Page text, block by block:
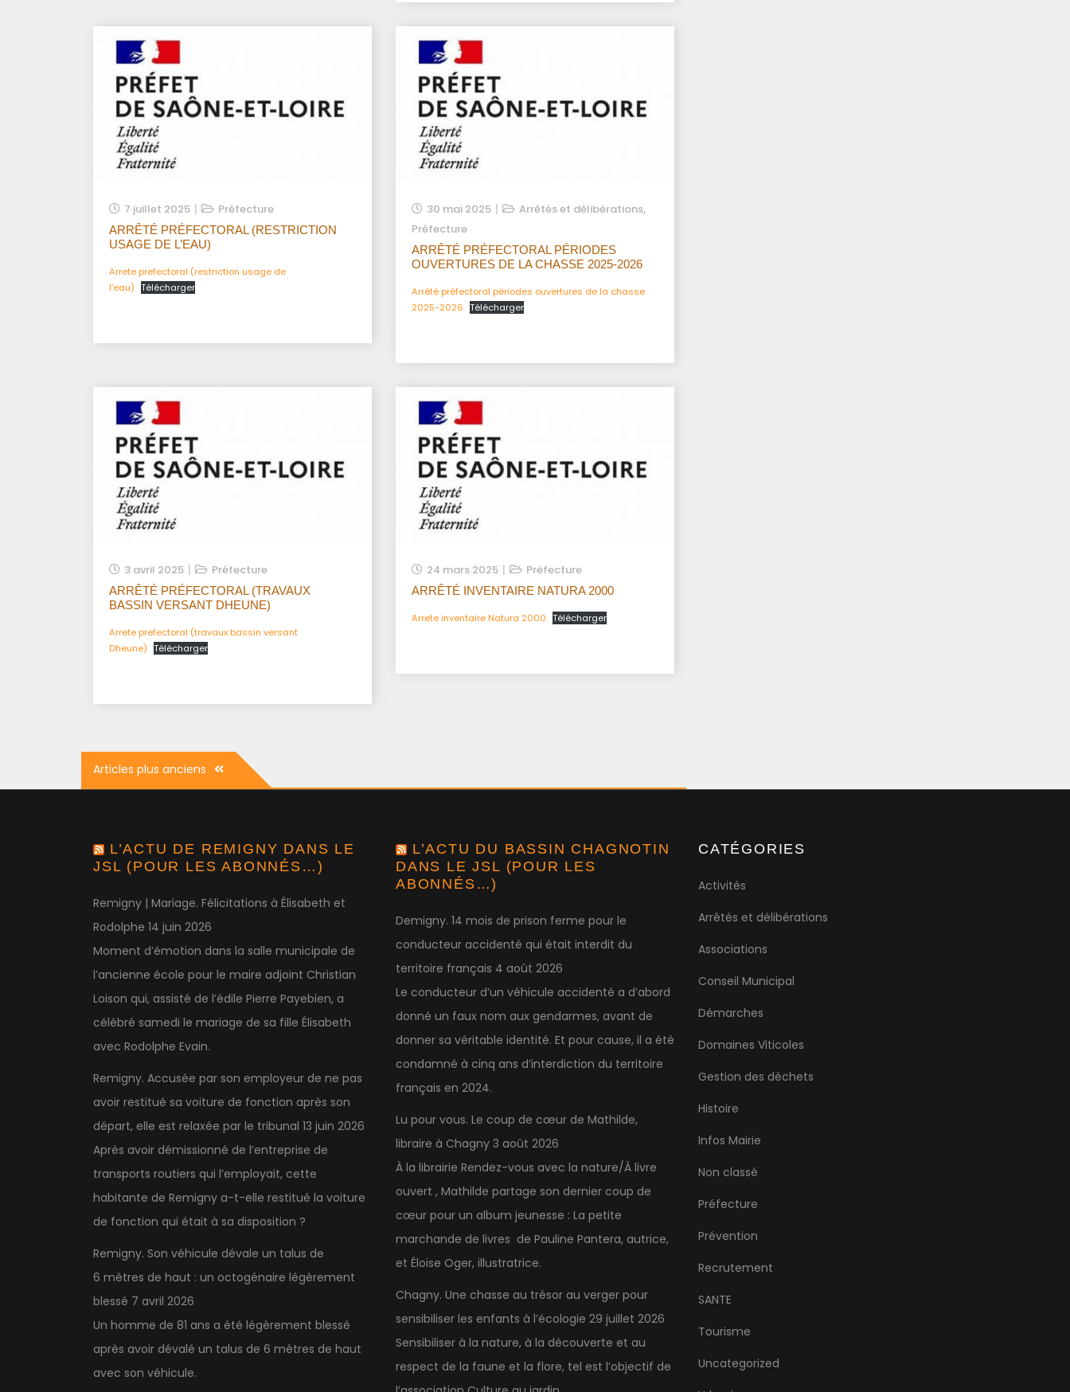
7 juillet 2025 Préfecture
ARRÊTÉ PRÉFECTORAL (RESTRICTION
USAGE DE L’EAU)
Arrete prefectoral (restriction usage de
l’eau) Télécharger
30 mai 2025 Arrêtés et délibérations,
Préfecture
ARRÊTÉ PRÉFECTORAL PÉRIODES
OUVERTURES DE LA CHASSE 2025-2026
Arrêté préfectoral périodes ouvertures de la chasse
2025-2026 Télécharger
3 avril 2025 Préfecture
ARRÊTÉ PRÉFECTORAL (TRAVAUX
BASSIN VERSANT DHEUNE)
Arrete prefectoral (travaux bassin versant
Dheune) Télécharger
24 mars 2025 Préfecture
ARRÊTÉ INVENTAIRE NATURA 2000
Arrete inventaire Natura 2000 Télécharger
Navigation
des
Articles plus anciens
L’ACTU DE REMIGNY DANS LE
JSL (POUR LES ABONNÉS…)
Remigny | Mariage. Félicitations à Élisabeth et
Rodolphe 14 juin 2026
Moment d’émotion dans la salle municipale de
l’ancienne école pour le maire adjoint Christian
Loison qui, assisté de l’édile Pierre Payebien, a
célébré samedi le mariage de sa fille Élisabeth
avec Rodolphe Evain.
Remigny. Accusée par son employeur de ne pas
avoir restitué sa voiture de fonction après son
départ, elle est relaxée par le tribunal 13 juin 2026
Après avoir démissionné de l’entreprise de
transports routiers qui l’employait, cette
habitante de Remigny a-t-elle restitué la voiture
de fonction qui était à sa disposition ?
Remigny. Son véhicule dévale un talus de
6 mètres de haut : un octogénaire légèrement
blessé 7 avril 2026
Un homme de 81 ans a été légèrement blessé
après avoir dévalé un talus de 6 mètres de haut
avec son véhicule.
L’ACTU DU BASSIN CHAGNOTIN
DANS LE JSL (POUR LES
ABONNÉS…)
Demigny. 14 mois de prison ferme pour le
conducteur accidenté qui était interdit du
territoire français 4 août 2026
Le conducteur d’un véhicule accidenté a d’abord
donné un faux nom aux gendarmes, avant de
donner sa véritable identité. Et pour cause, il a été
condamné à cinq ans d’interdiction du territoire
français en 2024.
Lu pour vous. Le coup de cœur de Mathilde,
libraire à Chagny 3 août 2026
À la librairie Rendez-vous avec la nature/À livre
ouvert , Mathilde partage son dernier coup de
cœur pour un album jeunesse : La petite
marchande de livres de Pauline Pantera, autrice,
et Éloïse Oger, illustratrice.
Chagny. Une chasse au trésor au verger pour
sensibiliser les enfants à l’écologie 29 juillet 2026
Sensibiliser à la nature, à la découverte et au
respect de la faune et la flore, tel est l’objectif de
CATÉGORIES
Activités
Arrêtés et délibérations
Associations
Conseil Municipal
Démarches
Domaines Viticoles
Gestion des déchets
Histoire
Infos Mairie
Non classé
Préfecture
Prévention
Recrutement
SANTE
Tourisme
Uncategorized